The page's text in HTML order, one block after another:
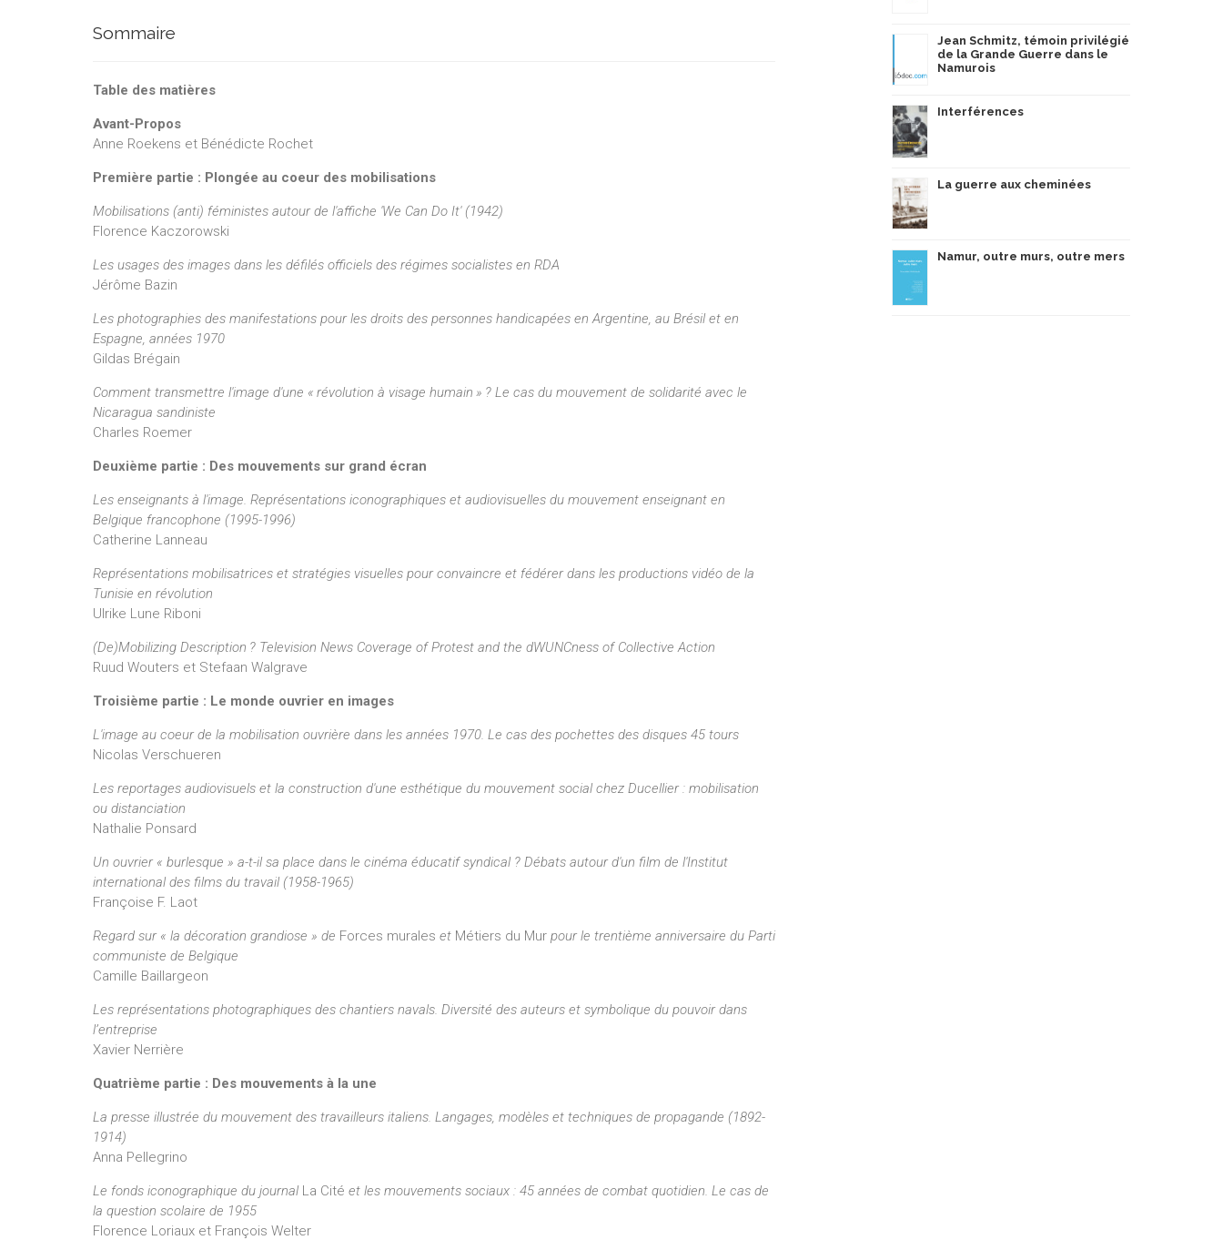
Sommaire
Table des matières
Avant-Propos
Anne Roekens et Bénédicte Rochet
Première partie : Plongée au coeur des mobilisations
Mobilisations (anti) féministes autour de l'affiche 'We Can Do It' (1942)
Florence Kaczorowski
Les usages des images dans les défilés officiels des régimes socialistes en RDA
Jérôme Bazin
Les photographies des manifestations pour les droits des personnes handicapées en Argentine, au Brésil et en
Espagne, années 1970
Gildas Brégain
Comment transmettre l'image d'une « révolution à visage humain » ? Le cas du mouvement de solidarité avec le
Nicaragua sandiniste
Charles Roemer
Deuxième partie : Des mouvements sur grand écran
Les enseignants à l'image. Représentations iconographiques et audiovisuelles du mouvement enseignant en
Belgique francophone (1995-1996)
Catherine Lanneau
Représentations mobilisatrices et stratégies visuelles pour convaincre et fédérer dans les productions vidéo de la
Tunisie en révolution
Ulrike Lune Riboni
(De)Mobilizing Description ? Television News Coverage of Protest and the dWUNCness of Collective Action
Ruud Wouters et Stefaan Walgrave
Troisième partie : Le monde ouvrier en images
L'image au coeur de la mobilisation ouvrière dans les années 1970. Le cas des pochettes des disques 45 tours
Nicolas Verschueren
Les reportages audiovisuels et la construction d'une esthétique du mouvement social chez Ducellier : mobilisation
ou distanciation
Nathalie Ponsard
Un ouvrier « burlesque » a-t-il sa place dans le cinéma éducatif syndical ? Débats autour d'un film de l'Institut
international des films du travail (1958-1965)
Françoise F. Laot
Regard sur « la décoration grandiose » de Forces murales et Métiers du Mur pour le trentième anniversaire du Parti
communiste de Belgique
Camille Baillargeon
Les représentations photographiques des chantiers navals. Diversité des auteurs et symbolique du pouvoir dans
l’entreprise
Xavier Nerrière
Quatrième partie : Des mouvements à la une
La presse illustrée du mouvement des travailleurs italiens. Langages, modèles et techniques de propagande (1892-
1914)
Anna Pellegrino
Le fonds iconographique du journal La Cité et les mouvements sociaux : 45 années de combat quotidien. Le cas de
la question scolaire de 1955
Florence Loriaux et François Welter
Jean Schmitz, témoin privilégié
de la Grande Guerre dans le
Namurois
Interférences
La guerre aux cheminées
Namur, outre murs, outre mers